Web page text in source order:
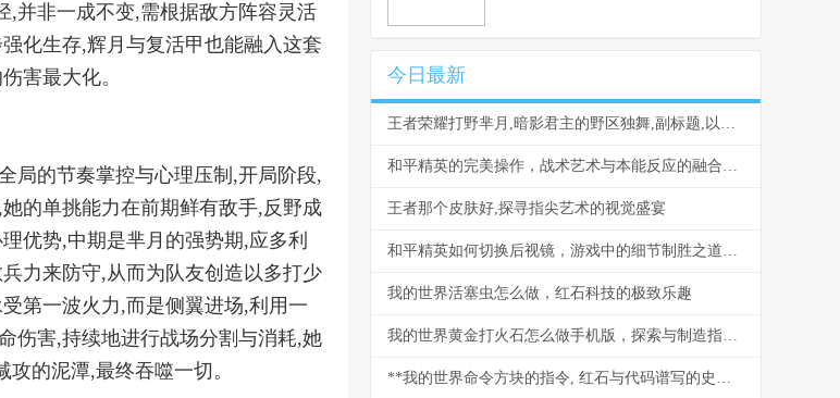
,并非一成不变,需根据敌方阵容灵活
化生存,辉月与复活甲也能融入这套
害最大化。
局的节奏掌控与心理压制,开局阶段,
的单挑能力在前期鲜有敌手,反野成
优势,中期是芈月的强势期,应多利
力来防守,从而为队友创造以多打少
第一波火力,而是侧翼进场,利用一
伤害,持续地进行战场分割与消耗,她
的泥潭,最终吞噬一切。
今日最新
王者荣耀打野芈月,暗影君主的野区独舞,副标题,以灵动与吞噬主宰战场
和平精英的完美操作，战术艺术与本能反应的融合。副标题，从意识预判到肌肉记忆的终极掌控。
王者那个皮肤好,探寻指尖艺术的视觉盛宴
和平精英如何切换后视镜，游戏中的细节制胜之道，后视观察与战术进阶
我的世界活塞虫怎么做，红石科技的极致乐趣
我的世界黄金打火石怎么做手机版，探索与制造指南，副标题，资深玩家的合成奥秘与实战心得
**我的世界命令方块的指令, 红石与代码谱写的史诗**